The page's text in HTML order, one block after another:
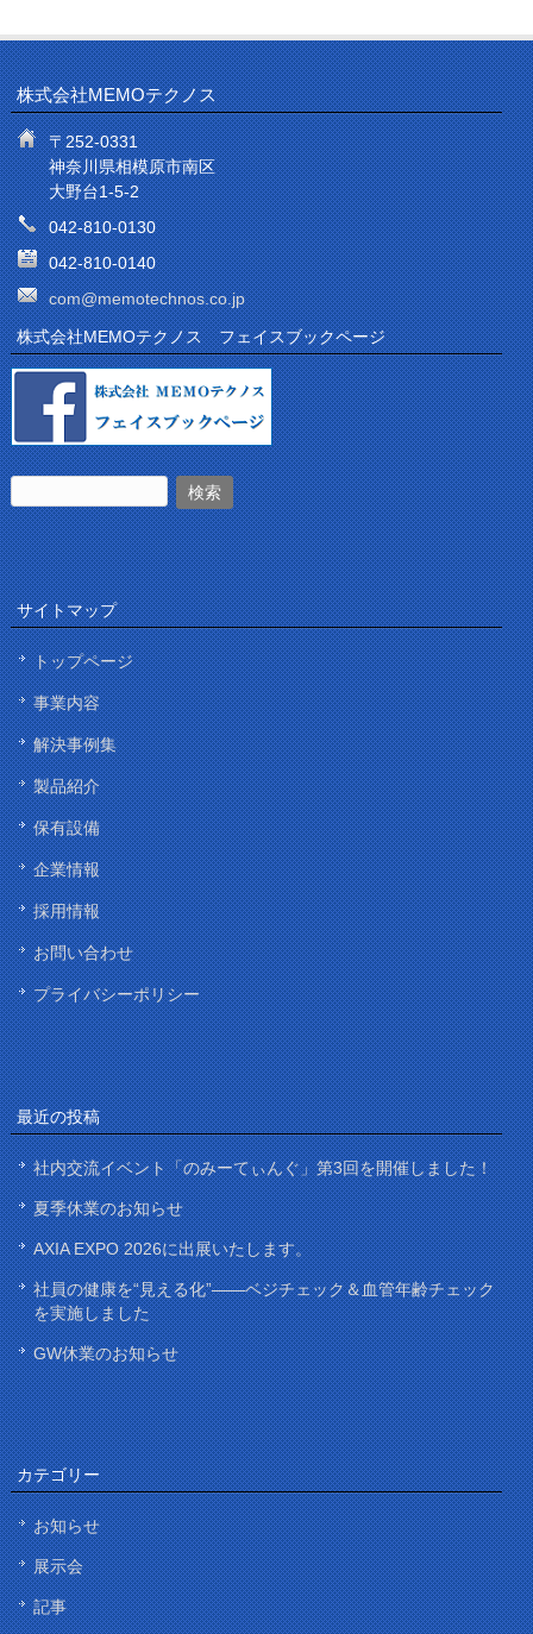
株式会社MEMOテクノス
〒252-0331
神奈川県相模原市南区
大野台1-5-2
042-810-0130
042-810-0140
com@memotechnos.co.jp
株式会社MEMOテクノス フェイスブックページ
サイトマップ
トップページ
事業内容
解決事例集
製品紹介
保有設備
企業情報
採用情報
お問い合わせ
プライバシーポリシー
最近の投稿
社内交流イベント「のみーてぃんぐ」第3回を開催しました！
夏季休業のお知らせ
AXIA EXPO 2026に出展いたします。
社員の健康を“見える化”——ベジチェック＆血管年齢チェック
を実施しました
GW休業のお知らせ
カテゴリー
お知らせ
展示会
記事